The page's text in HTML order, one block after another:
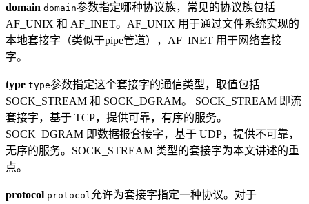
domain domain参数指定哪种协议族，常见的协议族包括
AF_UNIX 和 AF_INET。AF_UNIX 用于通过文件系统实现的
本地套接字（类似于pipe管道），AF_INET 用于网络套接
字。
type type参数指定这个套接字的通信类型，取值包括
SOCK_STREAM 和 SOCK_DGRAM。 SOCK_STREAM 即流
套接字，基于 TCP，提供可靠，有序的服务。
SOCK_DGRAM 即数据报套接字，基于 UDP，提供不可靠，
无序的服务。SOCK_STREAM 类型的套接字为本文讲述的重
点。
protocol protocol 允许为套接字指定一种协议。对于